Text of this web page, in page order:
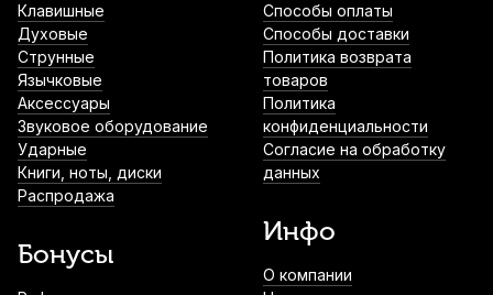
Клавишные
Духовые
Струнные
Язычковые
Аксессуары
Звуковое оборудование
Ударные
Книги, ноты, диски
Распродажа
Бонусы
Способы оплаты
Способы доставки
Политика возврата
товаров
Политика
конфиденциальности
Согласие на обработку
данных
Инфо
О компании